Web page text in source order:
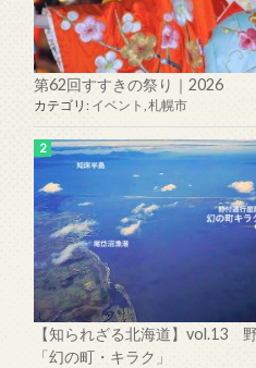
第62回すすきの祭り｜2026
カテゴリ: イベント 札幌市
【知られざる北海道】vol.13
「幻の町・キラク」